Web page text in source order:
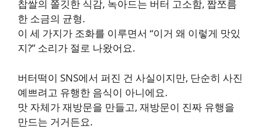
찹쌀의 쫄깃한 식감, 녹아드는 버터 고소함, 짭쪼름
한 소금의 균형.
이 세 가지가 조화를 이루면서 “이거 왜 이렇게 맛있
지?” 소리가 절로 나왔어요.
버터떡이 SNS에서 퍼진 건 사실이지만, 단순히 사진
예쁘려고 유행한 음식이 아니에요.
맛 자체가 재방문을 만들고, 재방문이 진짜 유행을
만드는 거거든요.